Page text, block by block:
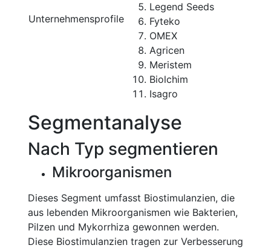
Unternehmensprofile
Legend Seeds
Fyteko
OMEX
Agricen
Meristem
Biolchim
Isagro
Segmentanalyse
Nach Typ segmentieren
Mikroorganismen
Dieses Segment umfasst Biostimulanzien, die
aus lebenden Mikroorganismen wie Bakterien,
Pilzen und Mykorrhiza gewonnen werden.
Diese Biostimulanzien tragen zur Verbesserung